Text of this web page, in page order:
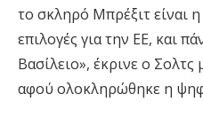
το σκληρό Μπρέξιτ είναι
επιλογές για την ΕΕ, και
Βασίλειο», έκρινε ο
αφού ολοκληρώθηκε η